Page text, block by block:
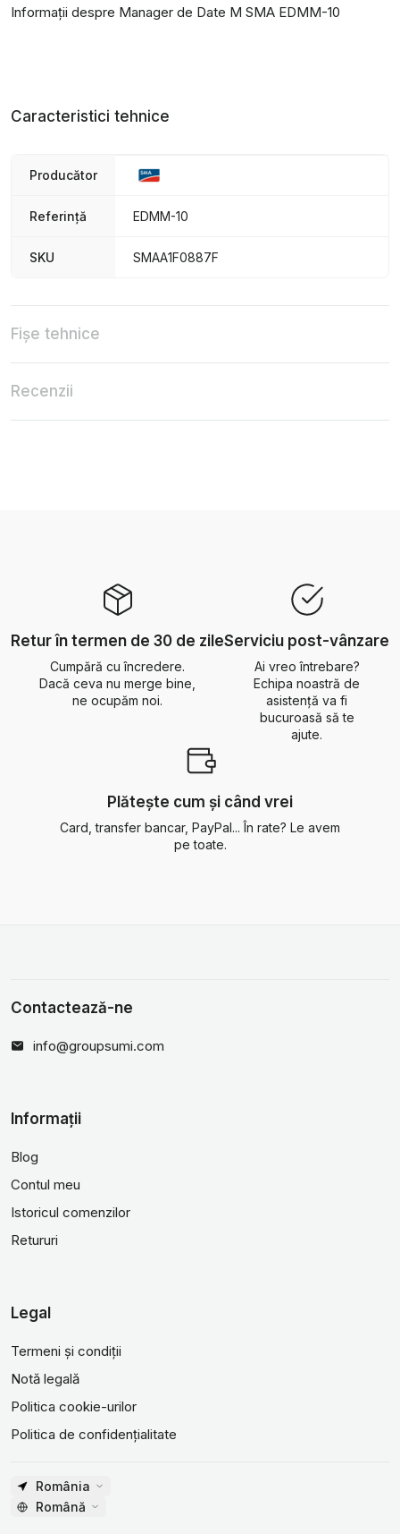
Informații despre Manager de Date M SMA EDMM-10
Caracteristici tehnice
Producător
Referință EDMM-10
SKU SMAA1F0887F
Fișe tehnice
Recenzii
Retur în termen de 30 de zile
Cumpără cu încredere.
Dacă ceva nu merge bine,
ne ocupăm noi.
Serviciu post-vânzare
Ai vreo întrebare?
Echipa noastră de
asistență va fi
bucuroasă să te
ajute.
Plătește cum și când vrei
Card, transfer bancar, PayPal... În rate? Le avem
pe toate.
Contactează-ne
info@groupsumi.com
Informații
Blog
Contul meu
Istoricul comenzilor
Retururi
Legal
Termeni și condiții
Notă legală
Politica cookie-urilor
Politica de confidențialitate
România
Română